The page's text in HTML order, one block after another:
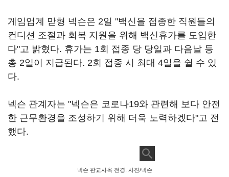
게임업계 맏형 넥슨은 2일 "백신을 접종한 직원들의
컨디션 조절과 회복 지원을 위해 백신휴가를 도입한
다"고 밝혔다. 휴가는 1회 접종 당 당일과 다음날 등
총 2일이 지급된다. 2회 접종 시 최대 4일을 쉴 수 있
다.
넥슨 관계자는 "넥슨은 코로나19와 관련해 보다 안전
한 근무환경을 조성하기 위해 더욱 노력하겠다"고 전
했다.
넥슨 판교사옥 전경. 사진/넥슨